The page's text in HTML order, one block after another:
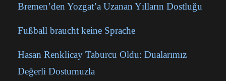
Bremen’den Yozgat’a Uzanan Yılların Dostluğu
Fußball braucht keine Sprache
Hasan Renklicay Taburcu Oldu: Dualarımız
Değerli Dostumuzla